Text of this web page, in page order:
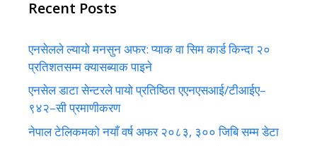
Recent Posts
एनसेलले ल्यायो मनसुन अफर: प्याक वा सिम कार्ड किन्दा २०
प्रतिशतसम्म क्यासब्याक पाइने
एनसेल डाटा सेन्टरले पायो प्रतिष्ठित एएनएसआई/टीआईए–
९४२–सी प्रमाणीकरण
नेपाल टेलिकमको नयाँ वर्ष अफर २०८३, ३०० जिबि सम्म डेटा